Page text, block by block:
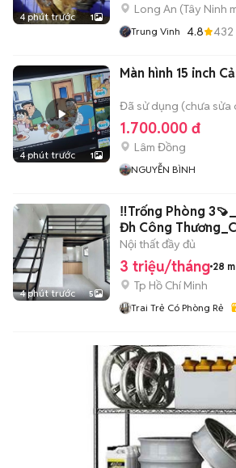
4 phút trước 1
Long An (Tây Ninh
Trung Vinh 4.8 432
4 phút trước 1
Màn hình 15 inch
Đã sử dụng (chưa sửa
1.700.000 đ
Lâm Đồng
NGUYỄN BÌNH
4 phút trước 5
‼️Trống Phòng
Đh Công
Nội thất đầy đủ
3 triệu/tháng 28
Tp Hồ Chí Minh
Trai Trẻ Có Phòng Rẻ